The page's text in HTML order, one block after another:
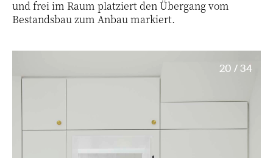
und frei im Raum platziert den Übergang vom
Bestandsbau zum Anbau markiert.
20 / 34